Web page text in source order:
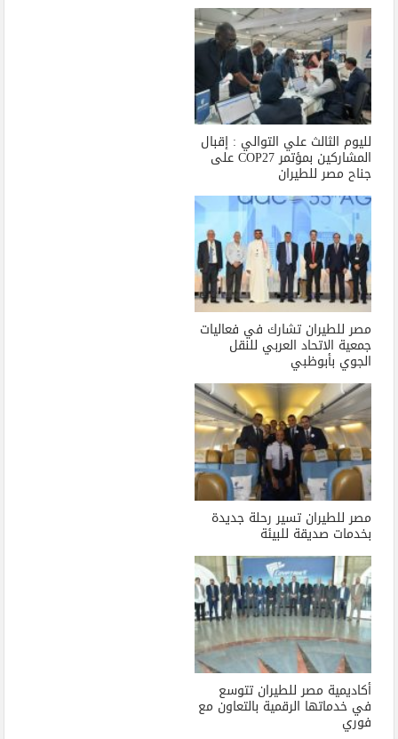
لليوم الثالث علي التوالي : إقبال
المشاركين بمؤتمر COP27 على
جناح مصر للطيران
مصر للطيران تشارك في فعاليات
جمعية الاتحاد العربي للنقل
الجوي بأبوظبي
مصر للطيران تسير رحلة جديدة
بخدمات صديقة للبيئة
أكاديمية مصر للطيران تتوسع
في خدماتها الرقمية بالتعاون مع
فوري